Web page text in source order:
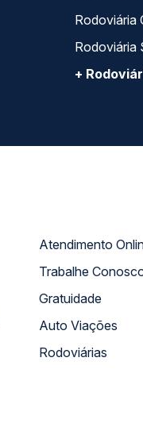
Rodoviária
Rodoviária
+
Atendimento
Trabalhe
Gratuidade
Auto Viações
Rodoviárias